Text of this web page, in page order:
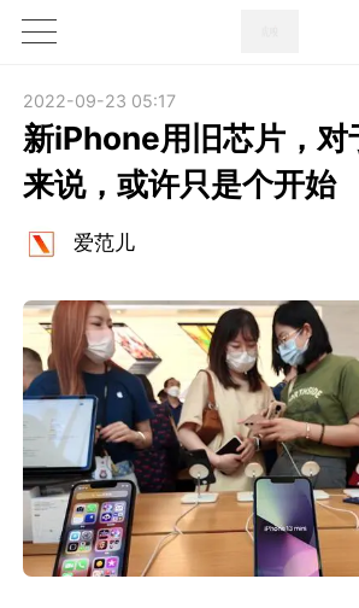
1X
2022-09-23 05:17
新iPhone用旧芯片，对
来说，或许只是个开始
爱范儿